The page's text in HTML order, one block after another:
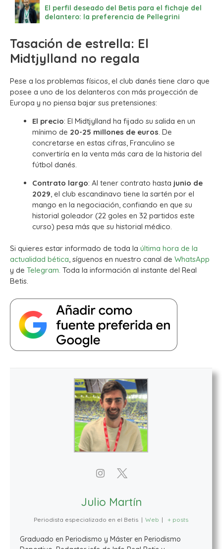
El perfil deseado del Betis para el fichaje del
delantero: la preferencia de Pellegrini
Tasación de estrella: El
Midtjylland no regala
Pese a los problemas físicos, el club danés tiene claro que
posee a uno de los delanteros con más proyección de
Europa y no piensa bajar sus pretensiones:
El precio: El Midtjylland ha fijado su salida en un
mínimo de 20-25 millones de euros. De
concretarse en estas cifras, Franculino se
convertiría en la venta más cara de la historia del
fútbol danés.
Contrato largo: Al tener contrato hasta junio de
2029, el club escandinavo tiene la sartén por el
mango en la negociación, confiando en que su
historial goleador (22 goles en 32 partidos este
curso) pesa más que su historial médico.
Si quieres estar informado de toda la última hora de la
actualidad bética, síguenos en nuestro canal de WhatsApp
y de Telegram. Toda la información al instante del Real
Betis.
Julio Martín
Periodista especializado en el Betis | Web | + posts
Graduado en Periodismo y Máster en Periodismo